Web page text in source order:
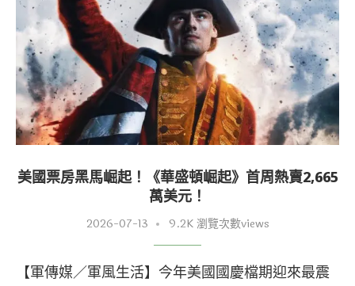
美國票房黑馬崛起！《華盛頓崛起》首周熱賣2,665
萬美元！
2026-07-13 9.2K 瀏覽次數views
【軍傳媒／軍風生活】今年美國國慶檔期迎來最震